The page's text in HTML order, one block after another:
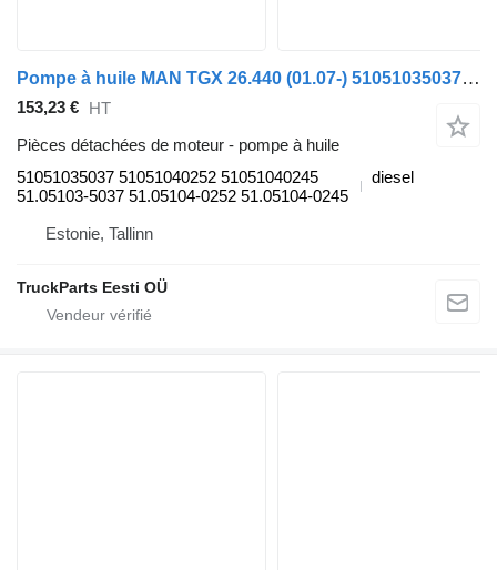
Pompe à huile MAN TGX 26.440 (01.07-) 51051035037 pour tracteur routier MAN TGL, TGM, TGS, TGX (2005-2021)
153,23 € HT
Pièces détachées de moteur - pompe à huile
51051035037 51051040252 51051040245
51.05103-5037 51.05104-0252 51.05104-0245
diesel
Estonie, Tallinn
TruckParts Eesti OÜ